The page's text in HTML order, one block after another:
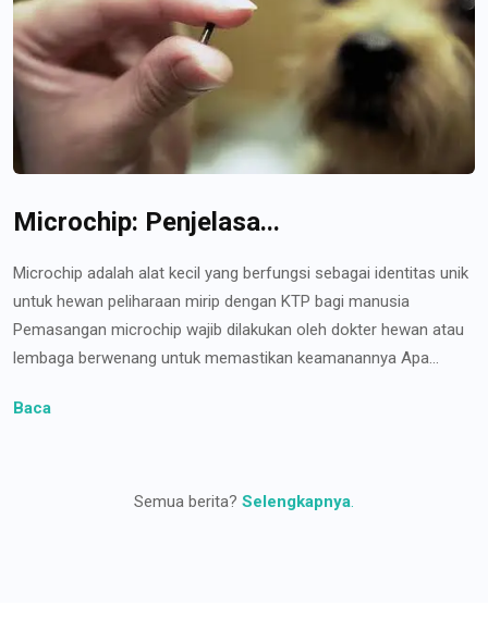
Microchip: Penjelasa...
Microchip adalah alat kecil yang berfungsi sebagai identitas unik
untuk hewan peliharaan mirip dengan KTP bagi manusia
Pemasangan microchip wajib dilakukan oleh dokter hewan atau
lembaga berwenang untuk memastikan keamanannya Apa...
Baca
Semua berita? Selengkapnya